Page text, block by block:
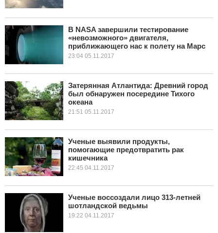
В NASA завершили тестирование
«невозможного» двигателя,
приближающего нас к полету на Марс
23:04 05.11.2017
Затерянная Атлантида: Древний город
был обнаружен посередине Тихого
океана
21:51 05.11.2017
Ученые выявили продукты,
помогающие предотвратить рак
кишечника
22:45 04.11.2017
Ученые воссоздали лицо 313-летней
шотландской ведьмы
19:22 04.11.2017